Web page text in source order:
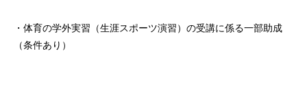
・体育の学外実習（生涯スポーツ演習）の受講に係る一部助成
（条件あり）